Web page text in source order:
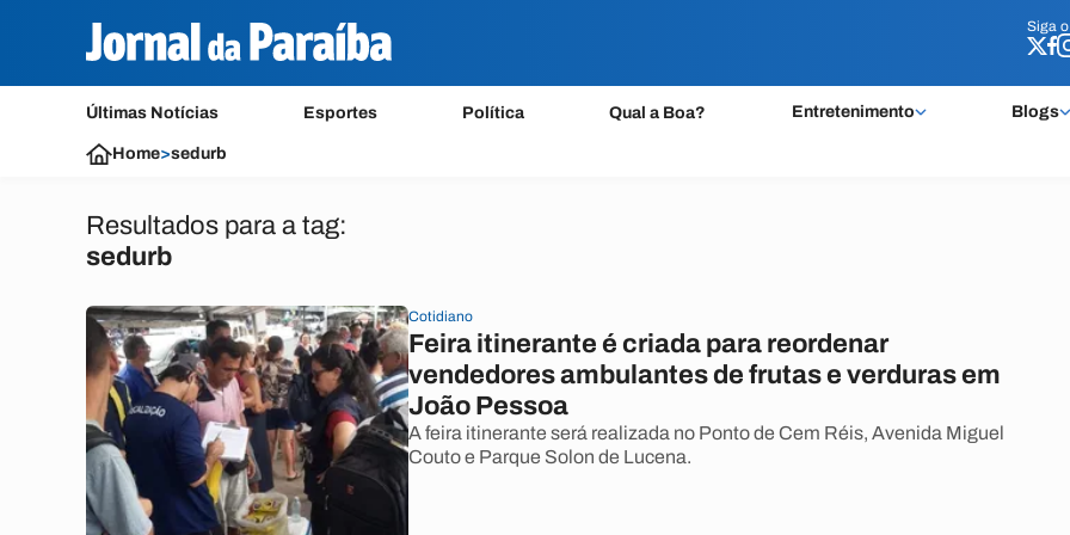
Siga o
Últimas Notícias Esportes Política Qual a Boa? Entretenimento Blogs
Siga o
Home>sedurb
Resultados para a tag:
sedurb
Cotidiano
Feira itinerante é criada para reordenar
vendedores ambulantes de frutas e verduras em
João Pessoa
A feira itinerante será realizada no Ponto de Cem Réis, Avenida Miguel
Couto e Parque Solon de Lucena.